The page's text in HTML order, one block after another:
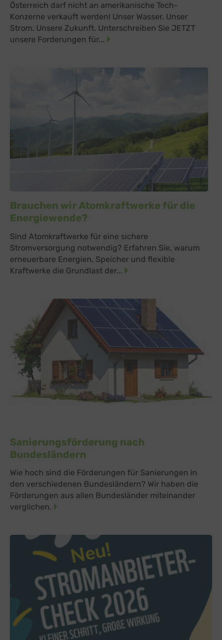
Österreich darf nicht an amerikanische Tech-
Konzerne verkauft werden! Unser Wasser. Unser
Strom. Unsere Zukunft. Unterschreiben Sie JETZT
unsere Forderungen für...
Brauchen wir Atomkraftwerke für die
Energiewende?
Sind Atomkraftwerke für eine sichere
Stromversorgung notwendig? Erfahren Sie, warum
erneuerbare Energien, Speicher und flexible
Kraftwerke die Grundlast der...
Sanierungsförderung nach
Bundesländern
Wie hoch sind die Förderungen für Sanierungen in
den verschiedenen Bundesländern? Wir haben die
Förderungen aus allen Bundesländer miteinander
verglichen.